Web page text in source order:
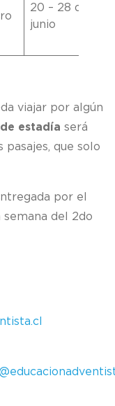
20 – 28 de
junio
viajar por algún
estadía será
que solo
por el
del 2do